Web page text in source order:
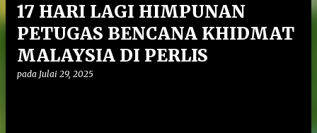
17 HARI LAGI HIMPUNAN
PETUGAS BENCANA KHIDMAT
MALAYSIA DI PERLIS
pada Julai 29, 2025